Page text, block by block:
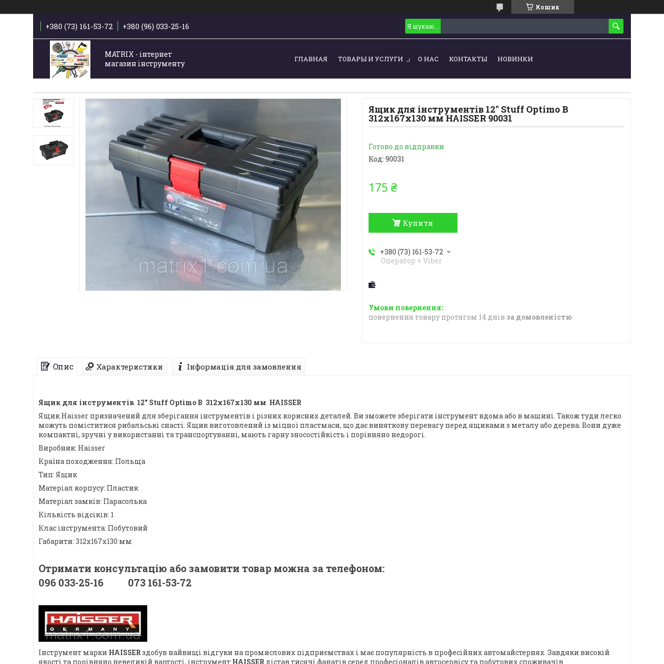
Кошик
+380 (73) 161-53-72 +380 (96) 033-25-16
MATRIX - інтернет
магазин інструменту
ГЛАВНАЯ ТОВАРЫ И УСЛУГИ О НАС КОНТАКТЫ НОВИНКИ
Ящик для інструментів 12" Stuff Optimo B
312х167х130 мм HAISSER 90031
Готово до відправки
Код: 90031
175 ₴
Купити
+380 (73) 161-53-72
Оператор + Viber
повернення товару протягом 14 днів за домовленістю
Опис Характеристики Інформація для замовлення
Ящик для інструментів 12" Stuff Optimo B 312х167х130 мм HAISSER
Ящик Haisser призначений для зберігання інструментів і різних корисних деталей. Ви зможете зберігати інструмент вдома або в машині. Також туди легко
можуть поміститися рибальські снасті. Ящик виготовлений із міцної пластмаси, що дає виняткову перевагу перед ящиками з металу або дерева. Вони дуже
компактні, зручні у використанні та транспортуванні, мають гарну зносостійкість і порівняно недорогі.
Виробник: Haisser
Країна походження: Польща
Тип: Ящик
Матеріал корпусу: Пластик
Матеріал замків: Парасолька
Кількість відсіків: 1
Клас інструмента: Побутовий
Габарити: 312х167х130 мм
Отримати консультацію або замовити товар можна за телефоном:
096 033-25-16 073 161-53-72
Інструмент марки HAISSERздобув найвищі відгуки на промислових підприємствах і має популярність в професійних автомайстернях. Завдяки високій
якості та порівняно невеликій вартості, інструмент HAISSER дістав тисячі фанатів серед професіоналів автосервісу та побутових споживачів.